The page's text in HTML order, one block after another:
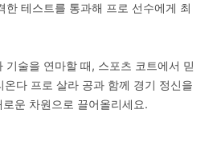
한 테스트를 통과해 프로 선수에게 최
기술을 연마할 때, 스포츠 코트에서 믿
다 프로 살라 공과 함께 경기 정신을
운 차원으로 끌어올리세요.